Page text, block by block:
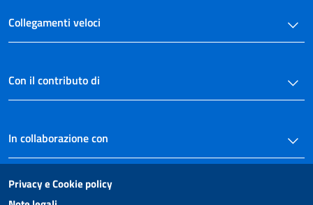
Collegamenti veloci
Con il contributo di
In collaborazione con
Privacy e Cookie policy